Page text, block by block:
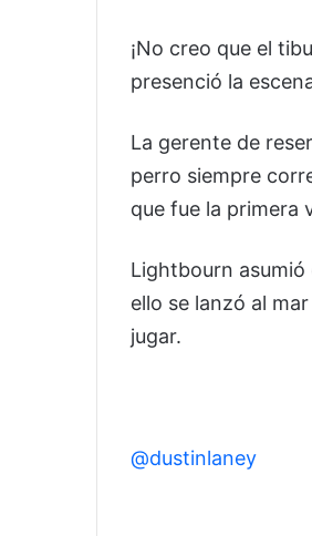
¡No creo que el
presenció la
La gerente de
perro siempre
que fue la primera
Lightbourn
ello se lanzó al
jugar.
@dustinlaney